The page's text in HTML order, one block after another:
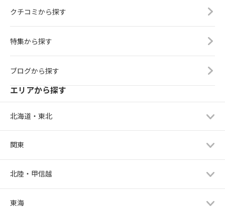
クチコミから探す
特集から探す
ブログから探す
エリアから探す
北海道・東北
関東
北陸・甲信越
東海